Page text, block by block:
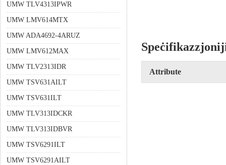
UMW TLV4313IPWR
UMW LMV614MTX
UMW ADA4692-4ARUZ
UMW LMV612MAX
UMW TLV2313IDR
UMW TSV631AILT
UMW TSV631ILT
UMW TLV313IDCKR
UMW TLV313IDBVR
UMW TSV6291ILT
UMW TSV6291AILT
Attribute